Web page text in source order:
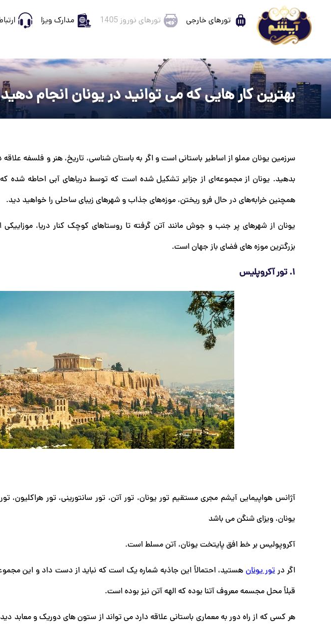
تورهای خارجی تورهای نوروز 1405 مدارک ویزا
بهترین کار هایی که می توانید در یونان انجام دهید
سرزمین یونان مملو از اساطیر باستانی است و اگر به باستان شناسی، تاریخ، هنر و فلسفه
بدهید. یونان از مجموعه‌ای از جزایر تشکیل شده است که توسط دریاهای آبی احاطه شده
همچنین خرابه‌های در حال فرو ریختن، موزه‌های جذاب و شهرهای زیبای ساحلی را خواهید دید.
یونان از شهرهای پر جنب و جوش مانند آتن گرفته تا روستاهای کوچک کنار دریا،
بزرگترین موزه های فضای باز جهان است.
1. تور آکروپلیس
آژانس هواپیمایی آیشم مجری مستقیم تور یونان، تور آتن، تور سانتورینی، تور هراکلیون،
یونان، ویزای شنگن می باشد
آکروپولیس بر خط افق پایتخت یونان، آتن مسلط است.
اگر در تور یونان هستید، احتمالاً این جاذبه شماره یک است که نباید از دست داد و این
قبلاً محل مجسمه معروف آتنا بوده که الهه آتن نیز بوده است.
هر کسی که از راه دور به معماری باستانی علاقه دارد می تواند از ستون های دوریک و معابد